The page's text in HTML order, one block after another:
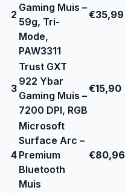
2
Gaming Muis –
59g, Tri-
Mode,
PAW3311
€35,99
3
Trust GXT
922 Ybar
Gaming Muis –
7200 DPI, RGB
€15,90
4
Microsoft
Surface Arc –
Premium
Bluetooth
Muis
€80,96